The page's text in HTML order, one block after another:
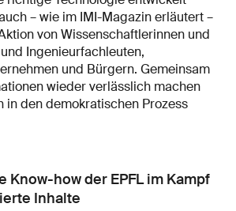
– wie im IMI-Magazin erläutert –
von Wissenschaftlerinnen und
Ingenieurfachleuten,
und Bürgern. Gemeinsam
wieder verlässlich machen
in den demokratischen Prozess
Know-how der EPFL im Kampf
Inhalte